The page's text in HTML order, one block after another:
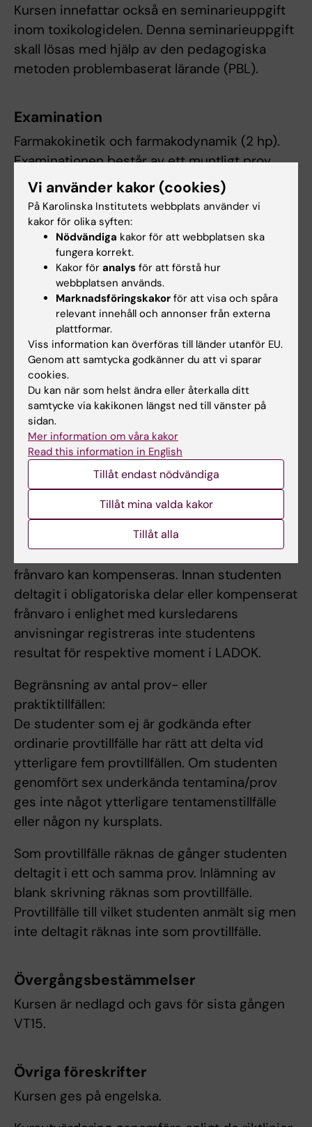
Kursen innefattar också en seminarieuppgift
inom toxikologidelen. Denna seminarieuppgift
skall lösas med hjälp av den pedagogiska
metoden problembaserat lärande (PBL).
Examination
Farmakokinetik och farmakodynamik (2 hp).
Examinationen består av ett muntligt prov.
Betygssätts U/G.
Laborationer i farmakologi (1,5 hp). Betygssätts
U/G. För att få G på detta moment måste
studenten delta vid samtliga laborationer.
Gruppuppgifter i farmakologi och toxikologi
(2,5 hp). Betygssätts U/G. För att få G på detta
moment måste studenten delta aktivt vid
samtliga gruppseminarier och PBL-uppgifter.
Integrering av farmakologi och toxikologi (4
hp). Examinationen består av en skriftlig
tentamen. Betygssätts A-F.
Betyg på hel kurs baseras på betyget på
momentet Integrering av farmakologi och
toxikologi. För att få lägst betyget E på kursen
krävs betyget G på kursens övriga moment.
Obligatorisk närvaro
Kursledarens bedömer om och i så fall hur
frånvaro kan kompenseras. Innan studenten
deltagit i obligatoriska delar eller kompenserat
frånvaro i enlighet med kursledarens
anvisningar registreras inte studentens
resultat för respektive moment i LADOK.
Begränsning av antal prov- eller
praktiktillfällen:
De studenter som ej är godkända efter
ordinarie provtillfälle har rätt att delta vid
ytterligare fem provtillfällen. Om studenten
genomfört sex underkända tentamina/prov
ges inte något ytterligare tentamenstillfälle
eller någon ny kursplats.
Som provtillfälle räknas de gånger studenten
deltagit i ett och samma prov. Inlämning av
blank skrivning räknas som provtillfälle.
Provtillfälle till vilket studenten anmält sig men
inte deltagit räknas inte som provtillfälle.
Övergångsbestämmelser
Kursen är nedlagd och gavs för sista gången
VT15.
Övriga föreskrifter
Kursen ges på engelska.
Vi använder kakor (cookies)
På Karolinska Institutets webbplats använder vi
kakor för olika syften:
Nödvändiga kakor för att webbplatsen ska
fungera korrekt.
Kakor för analys för att förstå hur
webbplatsen används.
Marknadsföringskakor för att visa och spåra
relevant innehåll och annonser från externa
plattformar.
Viss information kan överföras till länder utanför EU.
Genom att samtycka godkänner du att vi sparar
cookies.
Du kan när som helst ändra eller återkalla ditt
samtycke via kakikonen längst ned till vänster på
sidan.
Mer information om våra kakor
Read this information in English
Tillåt endast nödvändiga
Tillåt mina valda kakor
Tillåt alla